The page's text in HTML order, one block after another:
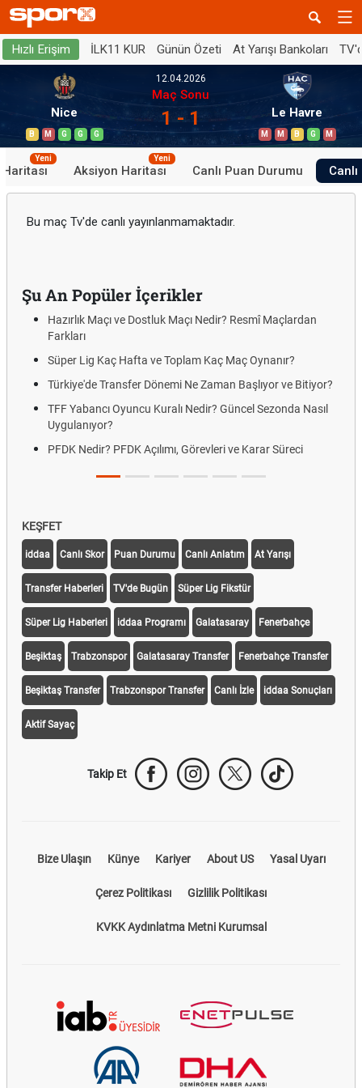
Hızlı Erişim İLK11 KUR Günün Özeti At Yarışı Bankoları
Nice
B M G G G
12.04.2026
Maç Sonu
1 - 1 Le Havre
M M B G M
Haritası
Yeni
Aksiyon Haritası
Yeni
Canlı Puan Durumu
Bu maç Tv'de canlı yayınlanmamaktadır.
Şu An Popüler İçerikler
Hazırlık Maçı ve Dostluk Maçı Nedir? Resmî Maçlardan
Farkları
Süper Lig Kaç Hafta ve Toplam Kaç Maç Oynanır?
Türkiye'de Transfer Dönemi Ne Zaman Başlıyor ve Bitiyor?
TFF Yabancı Oyuncu Kuralı Nedir? Güncel Sezonda Nasıl
Uygulanıyor?
PFDK Nedir? PFDK Açılımı, Görevleri ve Karar Süreci
KEŞFET
iddaa Canlı Skor Puan Durumu Canlı Anlatım At Yarışı
Transfer Haberleri TV'de Bugün Süper Lig Fikstür
Süper Lig Haberleri iddaa Programı Galatasaray Fenerbahçe
Beşiktaş Trabzonspor Galatasaray Transfer Fenerbahçe Transfer
Beşiktaş Transfer Trabzonspor Transfer Canlı İzle iddaa Sonuçları
Aktif Sayaç
Takip Et
Bize Ulaşın Künye Kariyer About US Yasal Uyarı
Çerez Politikası Gizlilik Politikası
KVKK Aydınlatma Metni Kurumsal